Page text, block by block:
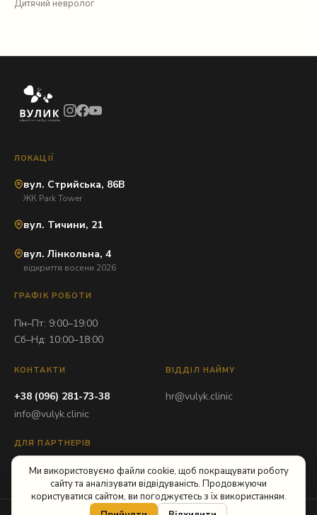
Дитячий невролог
ЛОКАЦІЇ
вул. Стрийська, 86В
ЖК Park Tower
вул. Тичини, 21
вул. Лінкольна, 4
відкриття восени 2026
ГРАФІК РОБОТИ
Пн–Пт: 9:00–19:00
Сб–Нд: 10:00–18:00
КОНТАКТИ
+38 (096) 281-73-38
info@vulyk.clinic
ВІДДІЛ НАЙМУ
hr@vulyk.clinic
ДЛЯ ПАРТНЕРІВ
partner@vulyk.clinic
Ми використовуємо файли cookie, щоб покращувати роботу
сайту та аналізувати відвідуваність. Продовжуючи
користуватися сайтом, ви погоджуєтесь з їх використанням.